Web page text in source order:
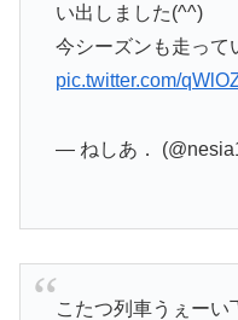
い出しました(^^)
今シーズンも走って
pic.twitter.com/
— ねしあ．
こたつ列車うぇーい